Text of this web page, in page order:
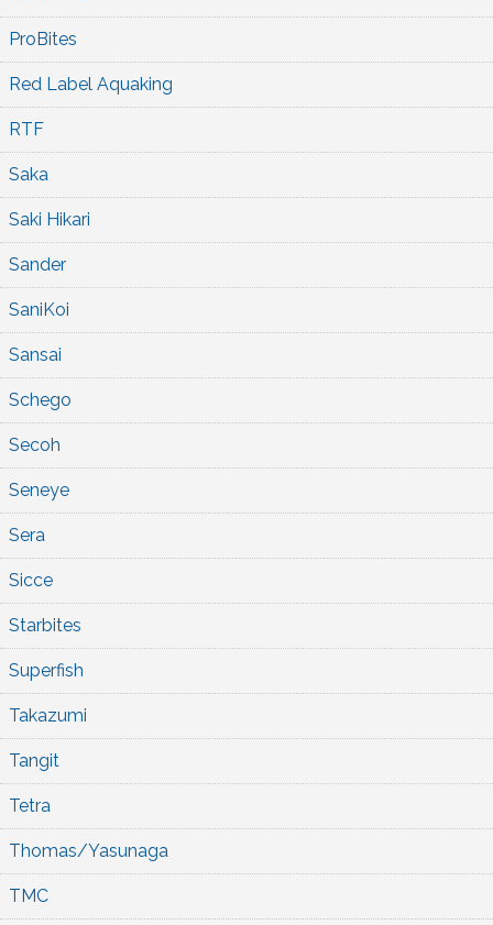
ProBites
Red Label Aquaking
RTF
Saka
Saki Hikari
Sander
SaniKoi
Sansai
Schego
Secoh
Seneye
Sera
Sicce
Starbites
Superfish
Takazumi
Tangit
Tetra
Thomas/Yasunaga
TMC